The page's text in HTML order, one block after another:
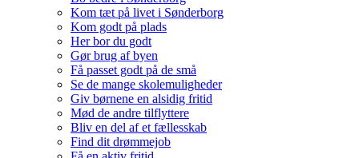
Kom tæt på livet i Sønderborg
Kom godt på plads
Her bor du godt
Gør brug af byen
Få passet godt på de små
Se de mange skolemuligheder
Giv børnene en alsidig fritid
Mød de andre tilflyttere
Bliv en del af et fællesskab
Find dit drømmejob